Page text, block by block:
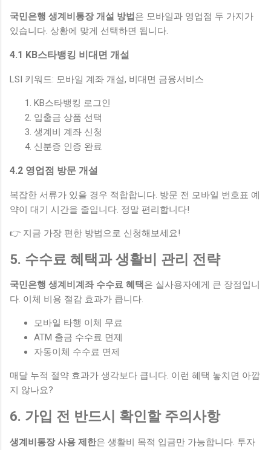
국민은행 생계비통장 개설 방법 은 모바일과 영업점 두 가지가
있습니다. 상황에 맞게 선택하면 됩니다.
4.1 KB스타뱅킹 비대면 개설
LSI 키워드: 모바일 계좌 개설, 비대면 금융서비스
KB스타뱅킹 로그인
입출금 상품 선택
생계비 계좌 신청
신분증 인증 완료
4.2 영업점 방문 개설
복잡한 서류가 있을 경우 적합합니다. 방문 전 모바일 번호표 예
약이 대기 시간을 줄입니다. 정말 편리합니다!
👉 지금 가장 편한 방법으로 신청해보세요!
5. 수수료 혜택과 생활비 관리 전략
국민은행 생계비계좌 수수료 혜택 은 실사용자에게 큰 장점입니
다. 이체 비용 절감 효과가 큽니다.
모바일 타행 이체 무료
ATM 출금 수수료 면제
자동이체 수수료 면제
매달 누적 절약 효과가 생각보다 큽니다. 이런 혜택 놓치면 아깝
지 않나요?
6. 가입 전 반드시 확인할 주의사항
생계비통장 사용 제한은 생활비 목적 입금만 가능합니다. 투자